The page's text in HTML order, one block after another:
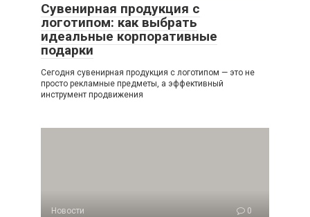
Сувенирная продукция с
логотипом: как выбрать
идеальные корпоративные
подарки
Сегодня сувенирная продукция с логотипом — это не
просто рекламные предметы, а эффективный
инструмент продвижения
Новости 0